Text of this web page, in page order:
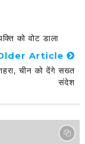
को वोट डाला
Article
चीन को देंगे सख्त
संदेश